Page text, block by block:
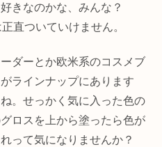
きなのかな、みんな？
直ついていけません。
ダーとか欧米系のコスメブ
ラインナップにあります
。せっかく気に入った色の
ロスを上から塗ったら色が
って気になりませんか？